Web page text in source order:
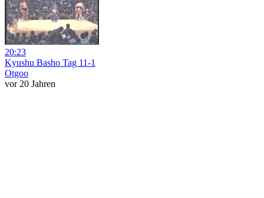
20:23
Kyushu Basho Tag 11-1
Otgoo
vor 20 Jahren